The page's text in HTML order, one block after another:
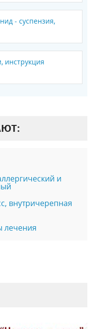
- суспензия,
инструкция
и
внутричерепная
лечения